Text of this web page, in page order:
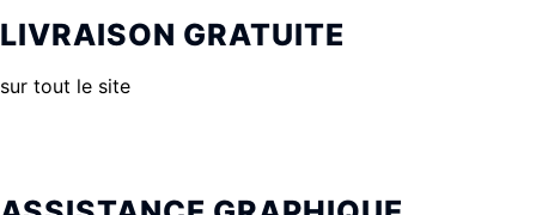
LIVRAISON GRATUITE
sur tout le site